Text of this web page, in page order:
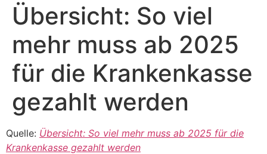
Übersicht: So viel
mehr muss ab 2025
für die Krankenkasse
gezahlt werden
Quelle: Übersicht: So viel mehr muss ab 2025 für die
Krankenkasse gezahlt werden